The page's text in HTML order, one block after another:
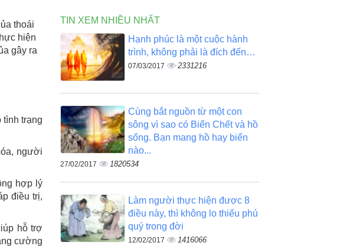
thoái
hiện
gây ra
tình trạng
người
hợp lý
điều trị,
hỗ trợ
cường
TIN XEM NHIỀU NHẤT
Hạnh phúc là một cuộc hành
trình, không phải là đích đến…
07/03/2017 2331216
Cùng bắt nguồn từ một con
sông vì sao có Biển Chết và hồ
sống. Bạn mang hồ hay biển
nào...
27/02/2017 1820534
Làm người thực hiện được 8
điều này, thì không lo thiếu phú
quý trong đời
12/02/2017 1416066